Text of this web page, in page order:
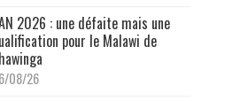
2026 : une défaite mais une
pour le Malawi de
08/26